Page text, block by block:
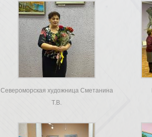
Североморская художница Сметанина
Т.В.